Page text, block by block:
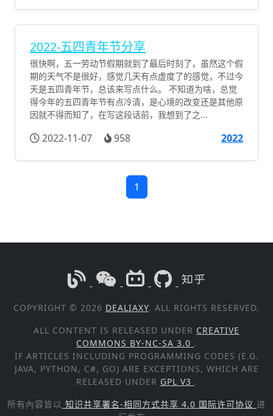
2022-五四青年节分享
很快啊，五一劳动节假期就到了最后时刻了，虽然这个假
期的天气不是很好，感觉几天有点虚度了的感觉，不过今
天是五四青年节，总该来写点什么。 不知道为啥，总觉
得今年的五四青年节有点冷清，是心境的改变还是其他原
因就不得而知了，在写这段话前，我想到了之...
2022-11-07 958 2022
1
COPYRIGHT © 2026 DEALIAXY. ALL RIGHTS RESERVED.
ALL CONTENT IS RELEASED UNDER CREATIVE
COMMONS BY-NC-SA 3.0 .
IF ARTICLES INCLUDING PROGRAMMING CODES (E.G.
JAVA, PYTHON, C#, GO) ARE EXCEPTIONS, WHICH ARE
RELEASED UNDER GPL V3 .
所有內容皆以 知识共享署名-相同方式共享 4.0 国际许可协议 进